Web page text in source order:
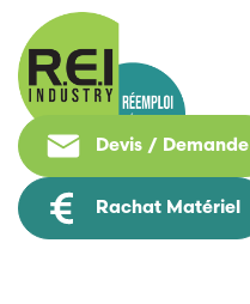
Devis / Demande
Rachat Matériel